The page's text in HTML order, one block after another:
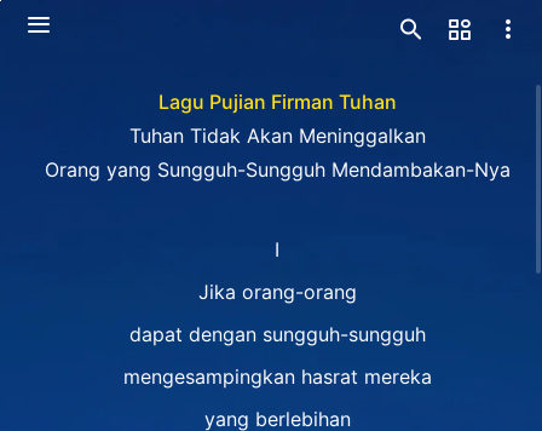
Lagu Pujian Firman Tuhan
Tuhan Tidak Akan Meninggalkan
Orang yang Sungguh-Sungguh Mendambakan-Nya
I
Jika orang-orang
dapat dengan sungguh-sungguh
mengesampingkan hasrat mereka
yang berlebihan